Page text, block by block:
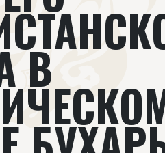
Подкасты
Видеолекторий
В